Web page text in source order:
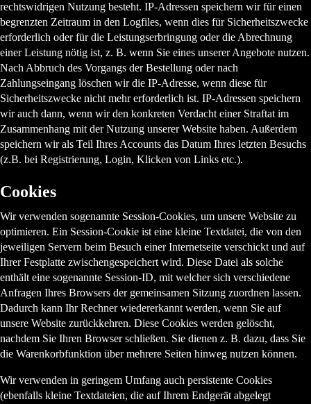
rechtswidrigen Nutzung besteht. IP-Adressen speichern wir für einen
begrenzten Zeitraum in den Logfiles, wenn dies für Sicherheitszwecke
erforderlich oder für die Leistungserbringung oder die Abrechnung
einer Leistung nötig ist, z. B. wenn Sie eines unserer Angebote nutzen.
Nach Abbruch des Vorgangs der Bestellung oder nach
Zahlungseingang löschen wir die IP-Adresse, wenn diese für
Sicherheitszwecke nicht mehr erforderlich ist. IP-Adressen speichern
wir auch dann, wenn wir den konkreten Verdacht einer Straftat im
Zusammenhang mit der Nutzung unserer Website haben. Außerdem
speichern wir als Teil Ihres Accounts das Datum Ihres letzten Besuchs
(z.B. bei Registrierung, Login, Klicken von Links etc.).
Cookies
Wir verwenden sogenannte Session-Cookies, um unsere Website zu
optimieren. Ein Session-Cookie ist eine kleine Textdatei, die von den
jeweiligen Servern beim Besuch einer Internetseite verschickt und auf
Ihrer Festplatte zwischengespeichert wird. Diese Datei als solche
enthält eine sogenannte Session-ID, mit welcher sich verschiedene
Anfragen Ihres Browsers der gemeinsamen Sitzung zuordnen lassen.
Dadurch kann Ihr Rechner wiedererkannt werden, wenn Sie auf
unsere Website zurückkehren. Diese Cookies werden gelöscht,
nachdem Sie Ihren Browser schließen. Sie dienen z. B. dazu, dass Sie
die Warenkorbfunktion über mehrere Seiten hinweg nutzen können.
Wir verwenden in geringem Umfang auch persistente Cookies
(ebenfalls kleine Textdateien, die auf Ihrem Endgerät abgelegt